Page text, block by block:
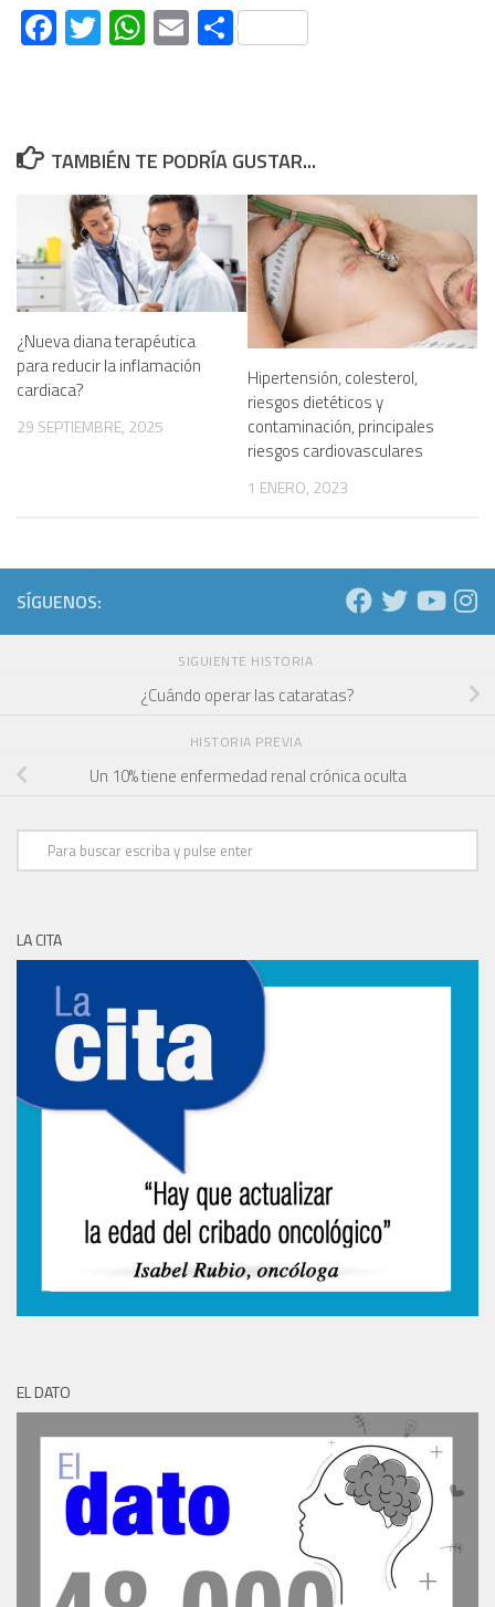
Facebook
Twitter
WhatsApp
EmailCompartir
TAMBIÉN TE PODRÍA GUSTAR...
¿Nueva diana terapéutica
para reducir la inflamación
cardiaca?
29 SEPTIEMBRE, 2025
Hipertensión, colesterol,
riesgos dietéticos y
contaminación, principales
riesgos cardiovasculares
1 ENERO, 2023
SÍGUENOS:
SIGUIENTE HISTORIA
¿Cuándo operar las cataratas?
HISTORIA PREVIA
Un 10% tiene enfermedad renal crónica oculta
LA CITA
EL DATO